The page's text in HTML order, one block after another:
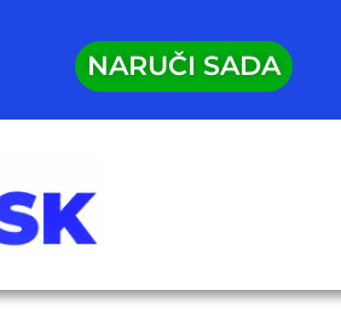
NARUČI SADA